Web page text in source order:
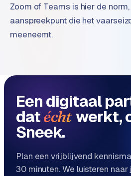
n
B
B
e
a
i
l
m
l
t
Zoom of Teams is hier de
aanspreekpunt die het
meeneemt.
Een digitaal
datécht werkt,
Sneek.
Plan een vrijblijvend
30 minuten. We luisteren